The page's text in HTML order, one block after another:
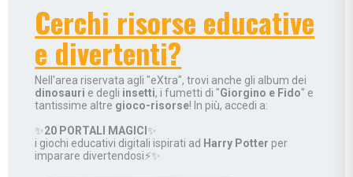
Cerchi risorse educative
e divertenti?
Nell'area riservata agli "eXtra", trovi anche gli album dei
dinosauri e degli insetti, i fumetti di "Giorgino e Fido" e
tantissime altre gioco-risorse! In più, accedi a:
✨20 PORTALI MAGICI ✨
i giochi educativi digitali ispirati ad Harry Potter per
imparare divertendosi⚡✨